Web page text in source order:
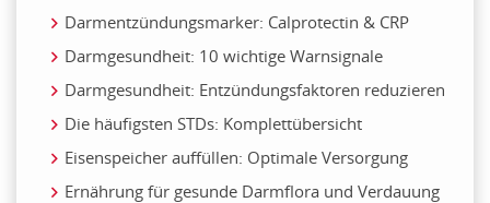
Darmentzündungsmarker: Calprotectin & CRP
Darmgesundheit: 10 wichtige Warnsignale
Darmgesundheit: Entzündungsfaktoren reduzieren
Die häufigsten STDs: Komplettübersicht
Eisenspeicher auffüllen: Optimale Versorgung
Ernährung für gesunde Darmflora und Verdauung